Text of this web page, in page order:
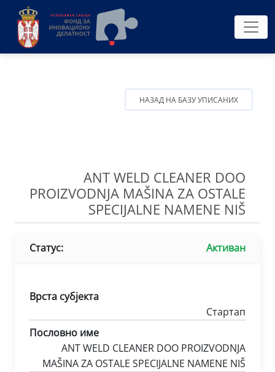
НАЗАД НА БАЗУ УПИСАНИХ
ANT WELD CLEANER DOO
PROIZVODNJA MAŠINA ZA OSTALE
SPECIJALNE NAMENE NIŠ
Статус: Активан
Врста субјекта
Стартап
Пословно име
ANT WELD CLEANER DOO PROIZVODNJA
MAŠINA ZA OSTALE SPECIJALNE NAMENE NIŠ